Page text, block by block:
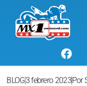
BLOG3 febrero 2023Por